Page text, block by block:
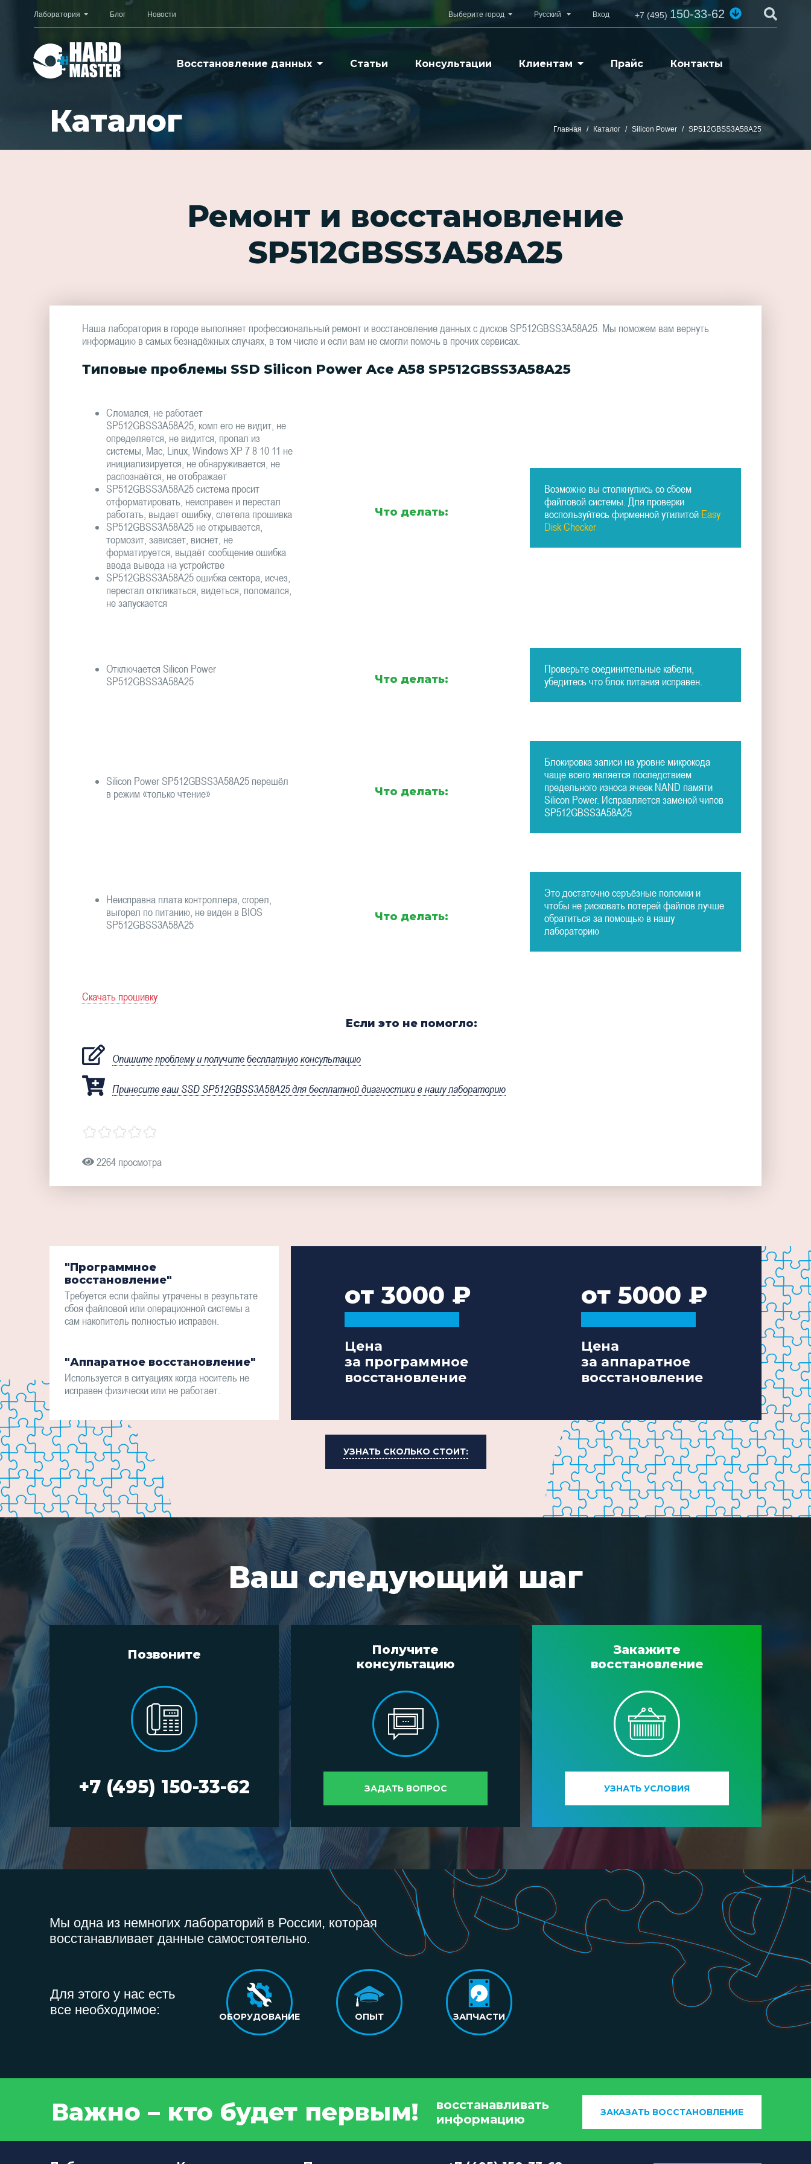
Восстановление данных Статьи Консультации Клиентам Прайс Контакты
Лаборатория Блог Новости Выберите город Русский Вход +7 (495)150-33-62
Каталог Главная Каталог Silicon Power SP512GBSS3A58A25
Ремонт и восстановление
SP512GBSS3A58A25
Наша лаборатория в городе выполняет профессиональный ремонт и восстановление данных с дисков SP512GBSS3A58A25. Мы поможем вам вернуть
информацию в самых безнадёжных случаях, в том числе и если вам не смогли помочь в прочих сервисах.
Типовые проблемы SSD Silicon Power Ace A58 SP512GBSS3A58A25
Сломался, не работает
SP512GBSS3A58A25, комп его не видит, не
определяется, не видится, пропал из
системы, Mac, Linux, Windows XP 7 8 10 11 не
инициализируется, не обнаруживается, не
распознаётся, не отображает
SP512GBSS3A58A25 система просит
отформатировать, неисправен и перестал
работать, выдает ошибку, слетела прошивка
SP512GBSS3A58A25 не открывается,
тормозит, зависает, виснет, не
форматируется, выдаёт сообщение ошибка
ввода вывода на устройстве
SP512GBSS3A58A25 ошибка сектора, исчез,
перестал откликаться, видеться, поломался,
не запускается
Что делать:
Возможно вы столкнулись со сбоем
файловой системы. Для проверки
воспользуйтесь фирменной утилитой Easy
Disk Checker
Отключается Silicon Power
SP512GBSS3A58A25
Что делать:
Проверьте соединительные кабели,
убедитесь что блок питания исправен.
Silicon Power SP512GBSS3A58A25 перешёл
в режим «только чтение»
Что делать:
Блокировка записи на уровне микрокода
чаще всего является последствием
предельного износа ячеек NAND памяти
Silicon Power. Исправляется заменой чипов
SP512GBSS3A58A25
Неисправна плата контроллера, сгорел,
выгорел по питанию, не виден в BIOS
SP512GBSS3A58A25
Что делать:
Это достаточно серъёзные поломки и
чтобы не рисковать потерей файлов лучше
обратиться за помощью в нашу
лабораторию
Скачать прошивку
Если это не помогло:
Опишите проблему и получите бесплатную консультацию
Принесите ваш SSD SP512GBSS3A58A25 для бесплатной диагностики в нашу лабораторию
2264 просмотра
"Программное
восстановление"
Требуется если файлы утрачены в результате
сбоя файловой или операционной системы а
сам накопитель полностью исправен.
"Аппаратное восстановление"
Используется в ситуациях когда носитель не
исправен физически или не работает.
от 3000
Цена
за программное
восстановление
от 5000
Цена
за аппаратное
восстановление
УЗНАТЬ СКОЛЬКО СТОИТ:
Ваш следующий шаг
Позвоните
+7 (495) 150-33-62
Получите
консультацию
ЗАДАТЬ ВОПРОС
Закажите
восстановление
УЗНАТЬ УСЛОВИЯ
Мы одна из немногих лабораторий в России, которая
восстанавливает данные самостоятельно.
Для этого у нас есть
все необходимое:
ОБОРУДОВАНИЕ ОПЫТ ЗАПЧАСТИ
Важно – кто будет первым!
восстанавливать
информацию
ЗАКАЗАТЬ ВОССТАНОВЛЕНИЕ